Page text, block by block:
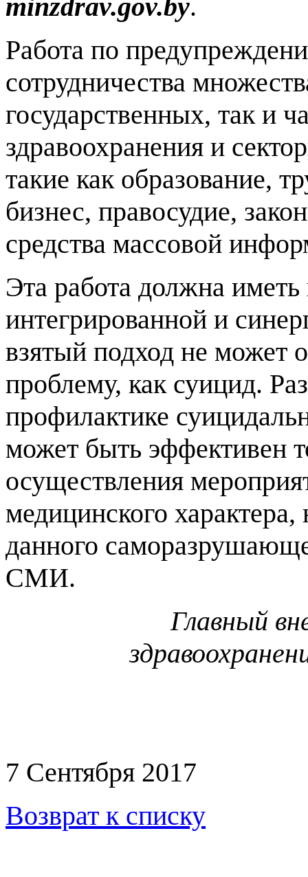
minzdrav.gov.by.
Работа по
сотрудничества
государственных, так и
здравоохранения и
такие как образование,
бизнес, правосудие,
средства массовой
Эта работа должна
интегрированной и
взятый подход не может
проблему, как суицид.
профилактике
может быть эффективен
осуществления
медицинского
данного
СМИ.
Главный
7 Сентября 2017
Возврат к списку